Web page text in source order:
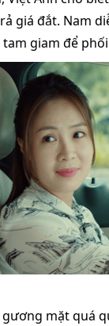
giá đắt. Nam
giam để
mặt quá